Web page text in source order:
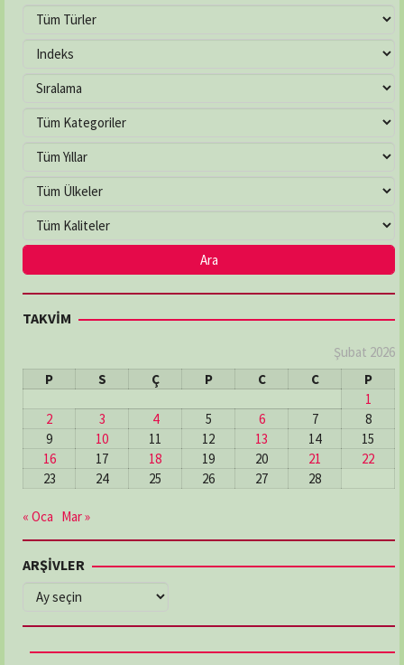
NO:21/C
ÇAKIRLAR ECZANESİ
03624577799
ÇEVRE ECZANESİ
İlkadım / Samsun
03622336321
Adres:
DERECİK ECZANESİ
Adres:Derecik Mahallesi 23 Nısan Caddesi No:82
Atakum / Samsun
03624655074
DOKUZ EYLÜL ECZANESİ
Adres:İlyasköy Mahallesi, Aziziye Caddesi,
No:205/A İlkadım / Samsun
TAKVİM
Şubat 2026
P
S Ç P C C
P
1
2
3 4 5 6 7
8
9
10 11 12 13 14
15
16
17 18 19 20 21
22
23
24 25 26 27 28
« Oca Mar »
ARŞİVLER
ARŞİVLER